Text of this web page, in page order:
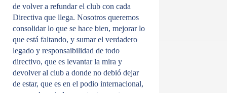
de volver a refundar el club con cada
Directiva que llega. Nosotros queremos
consolidar lo que se hace bien, mejorar lo
que está faltando, y sumar el verdadero
legado y responsaibilidad de todo
directivo, que es levantar la mira y
devolver al club a donde no debió dejar
de estar, que es en el podio internacional,